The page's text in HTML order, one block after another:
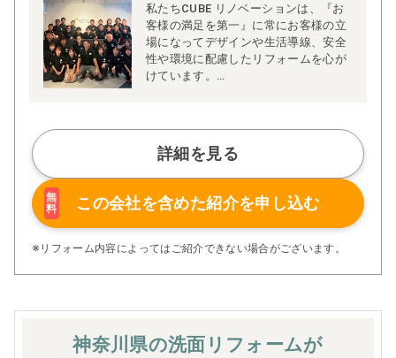
私たちCUBE リノベーションは、『お
客様の満足を第一』に常にお客様の立
場になってデザインや生活導線、安全
性や環境に配慮したリフォームを心が
けています。
客様に喜んでいただきたいという想い
でリフォームプランを作り、世界でた
った一つのプレゼンテーションを大切
にしています。
詳細を見る
無
料
この会社を含めた紹介を申し込む
※リフォーム内容によってはご紹介できない場合がございます。
神奈川県の洗面 リフォームが